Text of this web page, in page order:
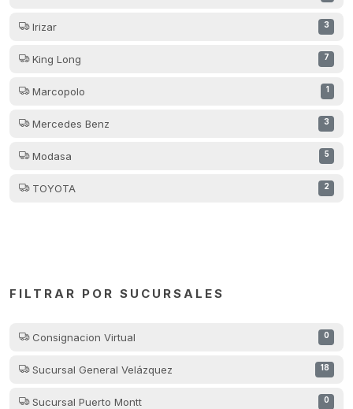
Irizar 3
King Long 7
Marcopolo 1
Mercedes Benz 3
Modasa 5
TOYOTA 2
FILTRAR POR SUCURSALES
Consignacion Virtual 0
Sucursal General Velázquez 18
Sucursal Puerto Montt 0